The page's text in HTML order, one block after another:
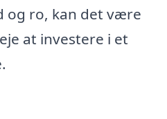
og ro, kan det være
at investere i et